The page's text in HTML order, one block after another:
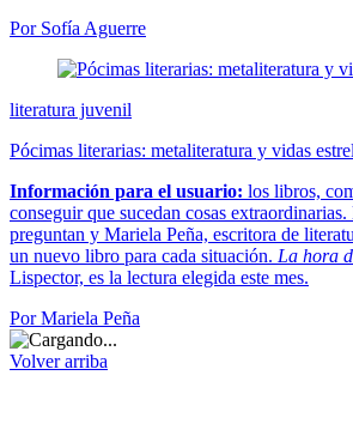
Por Sofía Aguerre
literatura juvenil
Pócimas literarias: metaliteratura y vidas
Información para el usuario: los libros,
conseguir que sucedan cosas
preguntan y Mariela Peña, escritora de
un nuevo libro para cada situación. La hora
Lispector, es la lectura elegida este mes.
Por Mariela Peña
Volver arriba